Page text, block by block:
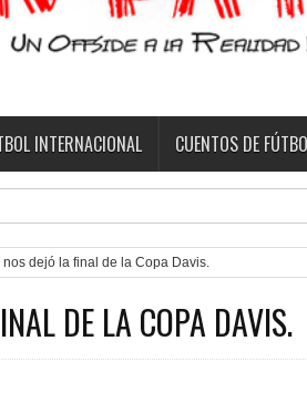
INTERNACIONAL CUENTOS DE
Lamentablemente.
dejó la final de la Copa Davis.
DE LA COPA DAVIS.